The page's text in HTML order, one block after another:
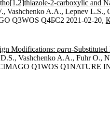
2-carboxylic
Vashchenko A.A., Lepnev L.S.,
Q3WOS Q4БС2 2021-02-20,
Modifications: para-
Vashchenko A.A., Fuhr O.,
Q1WOS Q1NATURE